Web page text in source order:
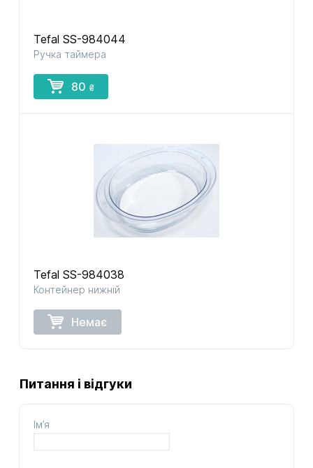
Tefal SS-984044
Ручка таймера
80 ₴
Tefal SS-984038
Контейнер нижній
Немає
Питання і відгуки
Ім’я